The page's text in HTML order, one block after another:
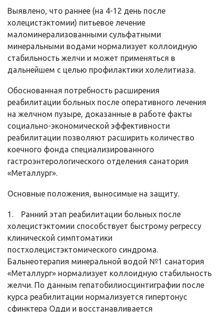
Выявлено, что раннее (на 4-12 день после
холецистэктомии) питьевое лечение
маломинерализованными сульфатными
минеральными водами нормализует коллоидную
стабильность желчи и может применяться в
дальнейшем с целью профилактики холелитиаза.
Обоснованная потребность расширения
реабилитации больных после оперативного лечения
на желчном пузыре, доказанные в работе факты
социально-экономической эффективности
реабилитации позволяют расширить количество
коечного фонда специализированного
гастроэнтерологического отделения санатория
«Металлург».
Основные положения, выносимые на защиту.
1. Ранний этап реабилитации больных после
холецистэктомии способствует быстрому регрессу
клинической симптоматики
постхолецистэктомического синдрома.
Бальнеотерапия минеральной водой №1 санатория
«Металлург» нормализует коллоидную стабильность
желчи. По данным гепатобилиосцинтиграфии после
курса реабилитации нормализуется гипертонус
сфинктера Одди и восстанавливается